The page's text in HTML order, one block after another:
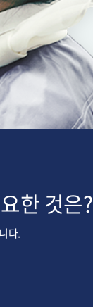
한 것은?
다.